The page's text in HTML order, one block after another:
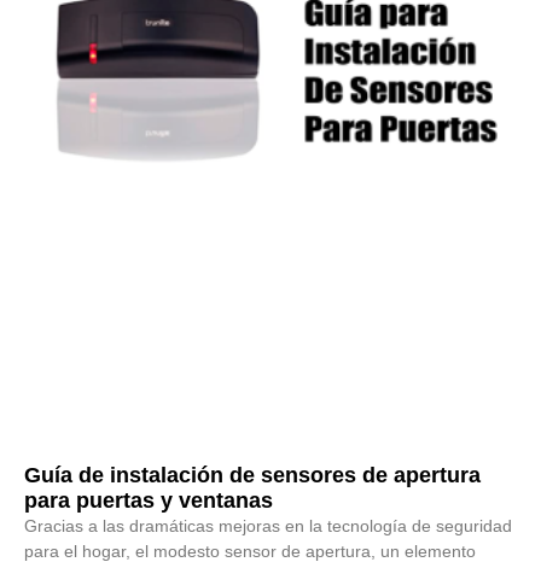
Guía de instalación de sensores de apertura
para puertas y ventanas
Gracias a las dramáticas mejoras en la tecnología de seguridad
para el hogar, el modesto sensor de apertura, un elemento